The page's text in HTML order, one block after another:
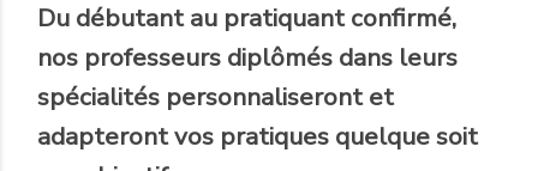
Du débutant au pratiquant confirmé,
nos professeurs diplômés dans leurs
spécialités personnaliseront et
adapteront vos pratiques quelque soit